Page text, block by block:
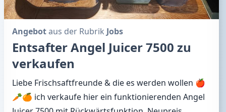
Angebotaus der Rubrik Jobs
Entsafter Angel Juicer 7500 zu
verkaufen
Liebe Frischsaftfreunde & die es werden wollen 🍎
🥕🍊 ich verkaufe hier ein funktionierenden Angel